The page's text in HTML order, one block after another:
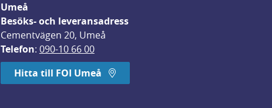
Umeå
Besöks- och leveransadress
Cementvägen 20, Umeå
Telefon: 090-10 66 00
Hitta till FOI Umeå